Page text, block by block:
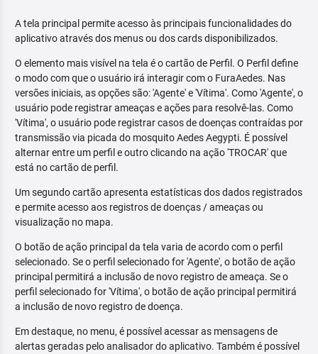
A tela principal permite acesso às principais funcionalidades do
aplicativo através dos menus ou dos cards disponibilizados.
O elemento mais visível na tela é o cartão de Perfil. O Perfil define
o modo com que o usuário irá interagir com o FuraAedes. Nas
versões iniciais, as opções são: 'Agente' e 'Vítima'. Como 'Agente', o
usuário pode registrar ameaças e ações para resolvê-las. Como
'Vítima', o usuário pode registrar casos de doenças contraídas por
transmissão via picada do mosquito Aedes Aegypti. É possível
alternar entre um perfil e outro clicando na ação 'TROCAR' que
está no cartão de perfil.
Um segundo cartão apresenta estatísticas dos dados registrados
e permite acesso aos registros de doenças / ameaças ou
visualização no mapa.
O botão de ação principal da tela varia de acordo com o perfil
selecionado. Se o perfil selecionado for 'Agente', o botão de ação
principal permitirá a inclusão de novo registro de ameaça. Se o
perfil selecionado for 'Vítima', o botão de ação principal permitirá
a inclusão de novo registro de doença.
Em destaque, no menu, é possível acessar as mensagens de
alertas geradas pelo analisador do aplicativo. Também é possível